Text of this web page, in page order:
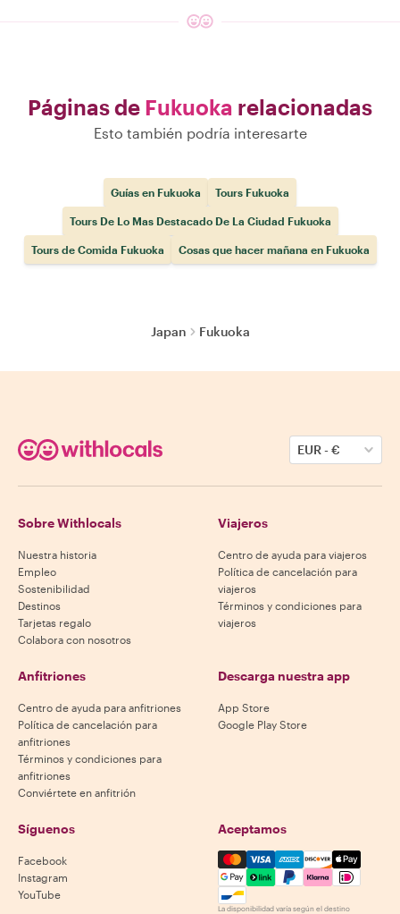
Páginas de Fukuoka relacionadas
Esto también podría interesarte
Guías en Fukuoka Tours Fukuoka
Tours De Lo Mas Destacado De La Ciudad Fukuoka
Tours de Comida Fukuoka Cosas que hacer mañana en Fukuoka
Japan Fukuoka
EUR-€
Sobre Withlocals
Nuestra historia
Empleo
Sostenibilidad
Destinos
Tarjetas regalo
Colabora con nosotros
Viajeros
Centro de ayuda para viajeros
Política de cancelación para
viajeros
Términos y condiciones para
viajeros
Anfitriones
Centro de ayuda para anfitriones
Política de cancelación para
anfitriones
Términos y condiciones para
anfitriones
Conviértete en anfitrión
Descarga nuestra app
App Store
Google Play Store
Síguenos
Facebook
Instagram
YouTube
Aceptamos
Mastercard, Visa, Amex,
La disponibilidad varía según el destino